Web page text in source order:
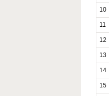
10
11
12
13
14
15